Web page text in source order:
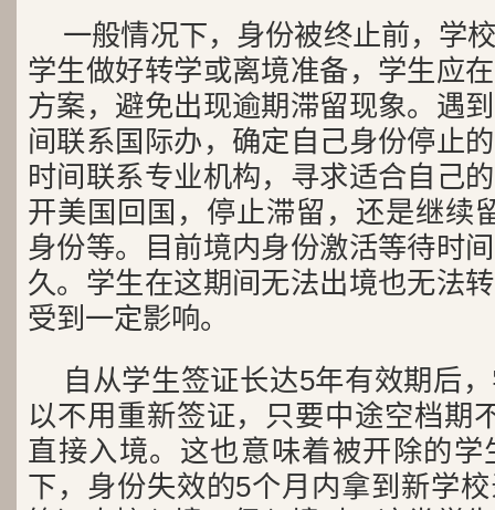
一般情况下，身份被终止前，学
学生做好转学或离境准备，学生应
方案，避免出现逾期滞留现象。遇
间联系国际办，确定自己身份停止
时间联系专业机构，寻求适合自己
开美国回国，停止滞留，还是继续
身份等。目前境内身份激活等待时
久。学生在这期间无法出境也无法
受到一定影响。
自从学生签证长达5年有效期后
以不用重新签证，只要中途空档期
直接入境。这也意味着被开除的
下，身份失效的5个月内拿到新学